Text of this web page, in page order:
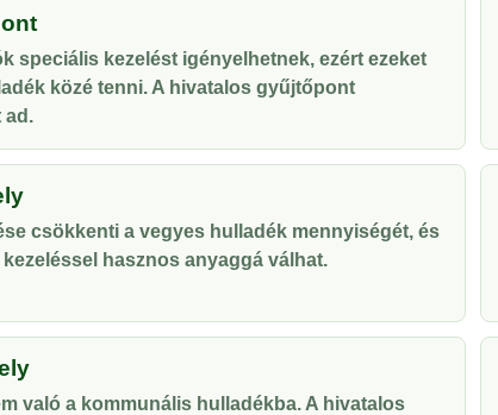
speciális kezelést igényelhetnek, ezért ezeket
közé tenni. A hivatalos gyűjtőpont
ad.
csökkenti a vegyes hulladék mennyiségét, és
hasznos anyaggá válhat.
való a kommunális hulladékba. A hivatalos